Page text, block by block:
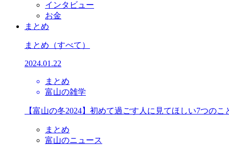
インタビュー
お金
まとめ
まとめ （すべて）
2024.01.22
まとめ
富山の雑学
【富山の冬2024】初めて過ごす人に見てほしい7つのこ
まとめ
富山のニュース